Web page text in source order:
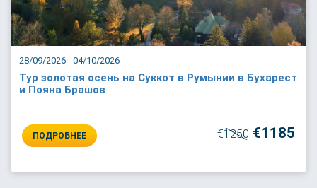
28/09/2026 - 04/10/2026
Тур золотая осень на Суккот в Румынии в Бухарест
и Пояна Брашов
ПОДРОБНЕЕ €1250 €1185